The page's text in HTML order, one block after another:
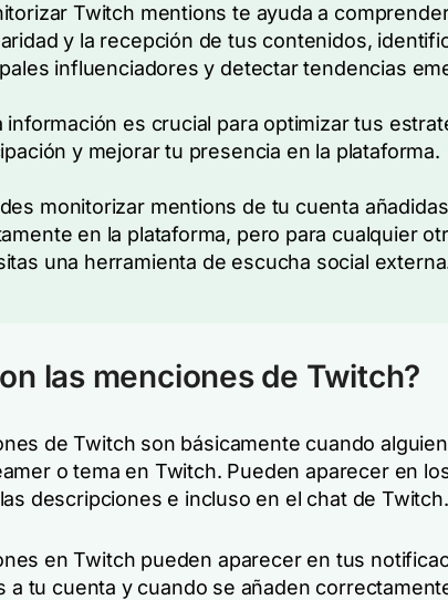
Twitch mentions te ayuda a
y la recepción de tus contenidos,
influenciadores y detectar tendencias
información es crucial para optimizar tus
y mejorar tu presencia en la plataforma.
monitorizar mentions de tu cuenta
en la plataforma, pero para cualquier
una herramienta de escucha social
las menciones de Twitch?
de Twitch son básicamente cuando
o tema en Twitch. Pueden aparecer en
descripciones e incluso en el chat de Twitch.
en Twitch pueden aparecer en tus
a tu cuenta y cuando se añaden